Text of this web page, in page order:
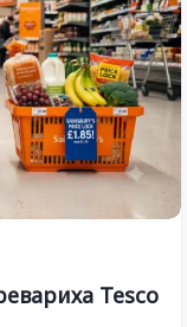
Tesco